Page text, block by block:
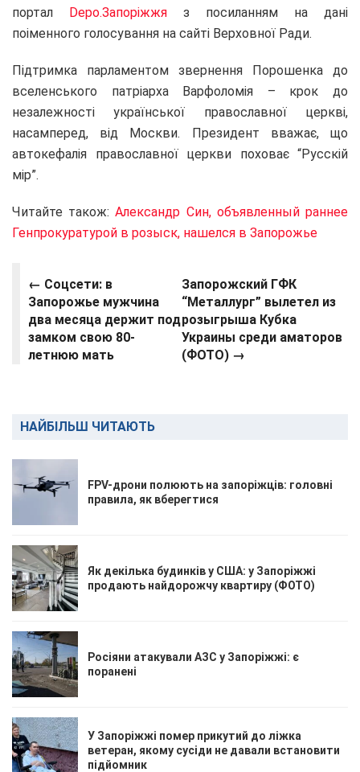
портал Depo.Запоріжжя з посиланням на дані
поіменного голосування на сайті Верховної Ради.
Підтримка парламентом звернення Порошенка до
вселенського патріарха Варфоломія – крок до
незалежності української православної церкві,
насамперед, від Москви. Президент вважає, що
автокефалія православної церкви поховає “Русскій
мір”.
Читайте також:Александр Син, объявленный раннее
Генпрокуратурой в розыск, нашелся в Запорожье
← Соцсети: в
Запорожье мужчина
два месяца держит под
замком свою 80-
летнюю мать
Запорожский ГФК
“Металлург” вылетел из
розыгрыша Кубка
Украины среди аматоров
(ФОТО) →
НАЙБІЛЬШ ЧИТАЮТЬ
FPV-дрони полюють на запоріжців: головні
правила, як вберегтися
Як декілька будинків у США: у Запоріжжі
продають найдорожчу квартиру (ФОТО)
Росіяни атакували АЗС у Запоріжжі: є
поранені
У Запоріжжі помер прикутий до ліжка
ветеран, якому сусіди не давали встановити
підйомник